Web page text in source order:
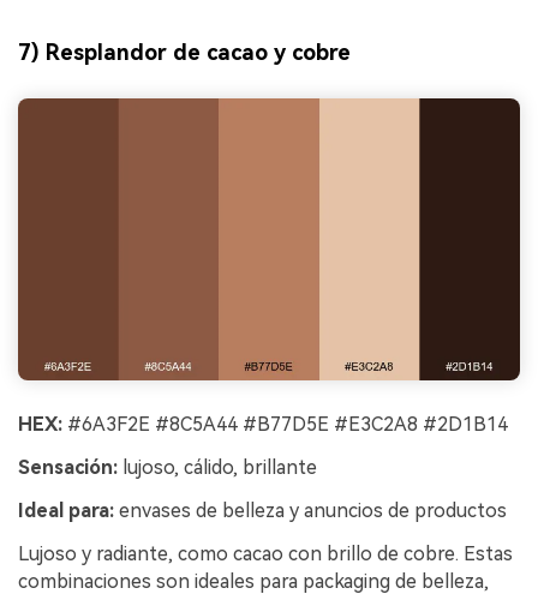
7) Resplandor de cacao y cobre
HEX: #6A3F2E #8C5A44 #B77D5E #E3C2A8 #2D1B14
Sensación: lujoso, cálido, brillante
Ideal para: envases de belleza y anuncios de productos
Lujoso y radiante, como cacao con brillo de cobre. Estas
combinaciones son ideales para packaging de belleza,